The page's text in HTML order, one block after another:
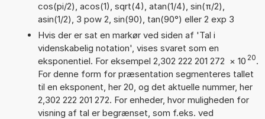
cos(pi/2), acos(1), sqrt(4), atan(1/4), sin(π/2),
asin(1/2), 3 pow 2, sin(90), tan(90°) eller 2 exp 3
Hvis der er sat en markør ved siden af 'Tal i
videnskabelig notation', vises svaret som en
eksponentiel. For eksempel 2,302 222 201 272 × 10 20.
For denne form for præsentation segmenteres tallet
til en eksponent, her 20, og det aktuelle nummer, her
2,302 222 201 272. For enheder, hvor muligheden for
visning af tal er begrænset, som f.eks. ved